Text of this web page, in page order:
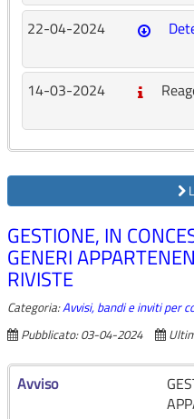
22-04-2024
14-03-2024
GESTIONE, IN
GENERI
RIVISTE
Categoria:Avvisi, bandi e inviti per
Pubblicato: 03-04-2024
Avviso